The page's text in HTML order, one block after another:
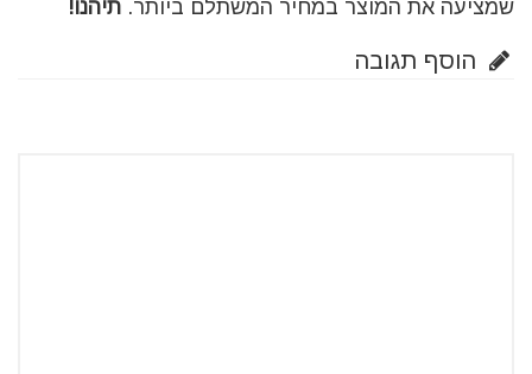
שמציעה את המוצר במחיר המשתלם ביותר. תיהנו!
הוסף תגובה